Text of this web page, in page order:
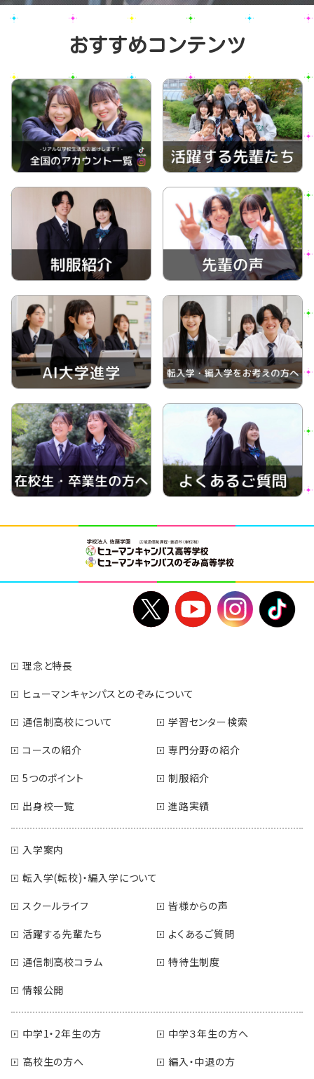
おすすめコンテンツ
理念と特長
ヒューマンキャンパスとのぞみについて
通信制高校について
学習センター検索
コースの紹介
専門分野の紹介
5つのポイント
制服紹介
出身校一覧
進路実績
入学案内
転入学(転校)・編入学について
スクールライフ
皆様からの声
活躍する先輩たち
よくあるご質問
通信制高校コラム
特待生制度
情報公開
中学1・2年生の方
中学３年生の方へ
高校生の方へ
編入・中退の方